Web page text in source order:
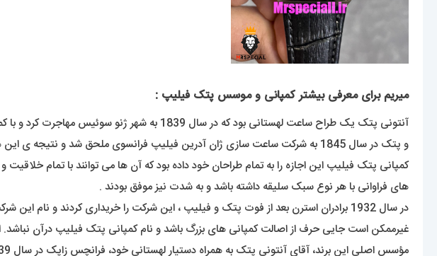
میریم برای معرفی بیشتر کمپانی و موسس پتک فیلیپ :
و پتک در سال 1845 به شرکت ساعت سازی ژان آدرین فیلیپ فرانسوی ملحق شد و نتیجه ی این همکاری برند پتک فیلیپ بود که در سال 1851 تاسیس شد .
کمپانی پتک فیلیپ این اجازه را به تمام طراحان خود داده بود که آن ها می توانند با تمام
های فراوانی با هر نوع سبک سلیقه داشته باشد و به شدت نیز موفق بودند .
در سال 1932 برادران استرن بعد از فوت پتک و فیلیپ ، این شرکت را خریداری کردند و نام این شرکت را به ( پتک فیلیپ اس ای ) تغییر دادند .
غیرممکن است جایی حرف از اصالت کمپانی های بزرگ باشد و نام کمپانی پتک فیلیپ درآن نباشد.